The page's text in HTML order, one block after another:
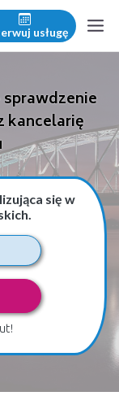
usługę
kancelarię
się w